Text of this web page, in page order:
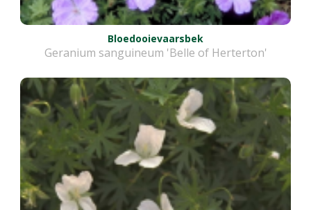
Bloedooievaarsbek
Geranium sanguineum 'Belle of Herterton'